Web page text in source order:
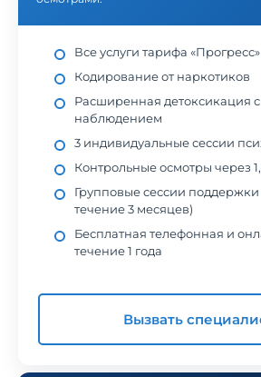
Все услуги тарифа «Прогресс»
Кодирование от наркотиков
Расширенная детоксикация
наблюдением
3 индивидуальные сессии
Контрольные осмотры через
Групповые сессии поддержки
течение 3 месяцев)
Бесплатная телефонная и
течение 1 года
Вызвать